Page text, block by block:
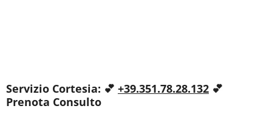
Servizio Cortesia: 💕 +39.351.78.28.132 💕
Prenota Consulto